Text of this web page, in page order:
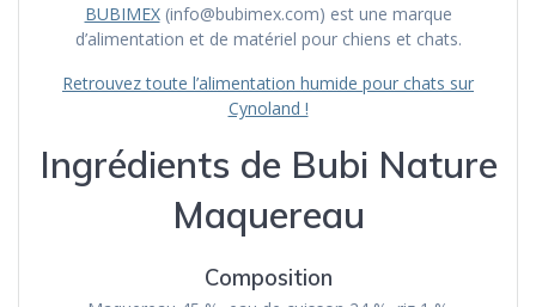
BUBIMEX(info@bubimex.com) est une marque
d’alimentation et de matériel pour chiens et chats.
Retrouvez toute l’alimentation humide pour chats sur
Cynoland !
Ingrédients de Bubi Nature
Maquereau
Composition